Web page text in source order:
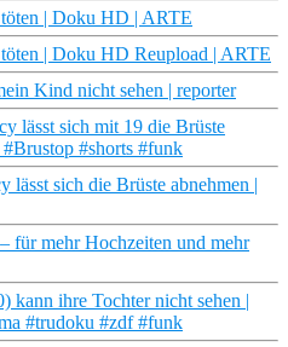
| Doku HD | ARTE
| Doku HD Reupload | ARTE
Kind nicht sehen | reporter
lässt sich mit 19 die Brüste
#shorts #funk
lässt sich die Brüste abnehmen |
für mehr Hochzeiten und mehr
kann ihre Tochter nicht sehen |
#trudoku #zdf #funk